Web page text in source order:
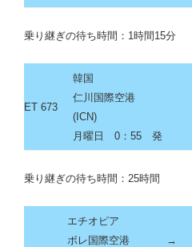
乗り継ぎの待ち時間：1時間15分
ET 673
韓国
仁川国際空港
( ICN)
月曜日 0：55 発
乗り継ぎの待ち時間：25時間
エチオピア
ボレ国際空港
→